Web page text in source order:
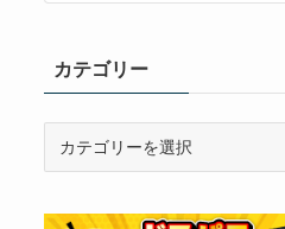
カテゴリー
リ